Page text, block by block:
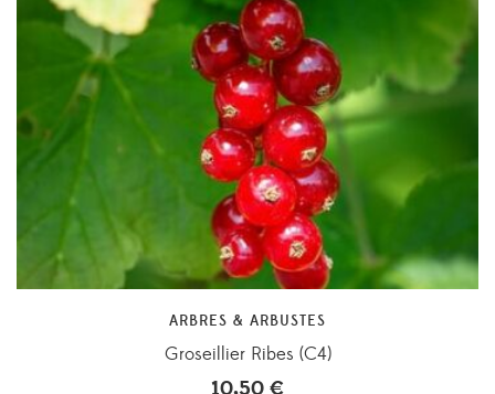
ARBRES & ARBUSTES
Groseillier Ribes (C4)
10,50 €